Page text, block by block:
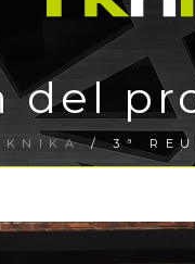
del
/ 3ª